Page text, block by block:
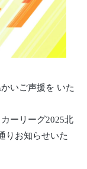
いご声援を いた
ーリーグ2025北
りお知らせいた